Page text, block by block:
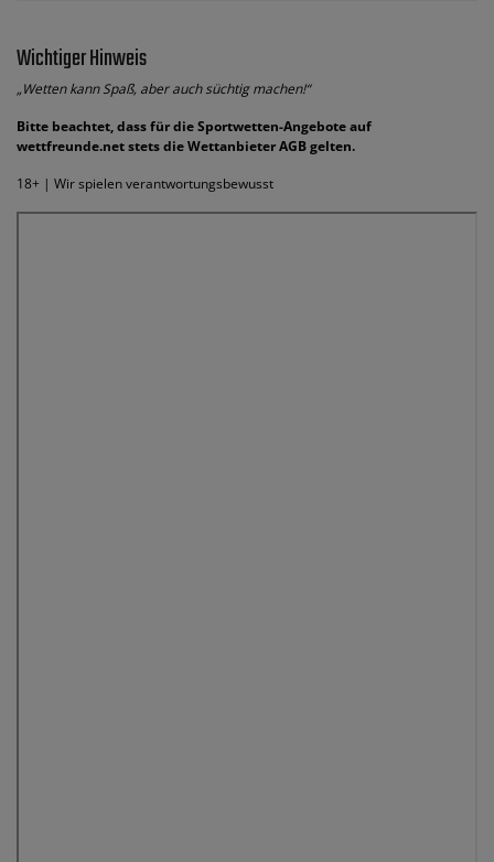
Wichtiger Hinweis
„Wetten kann Spaß, aber auch süchtig machen!“
Bitte beachtet, dass für die Sportwetten-Angebote auf
wettfreunde.net stets die Wettanbieter AGB gelten.
18+ | Wir spielen verantwortungsbewusst